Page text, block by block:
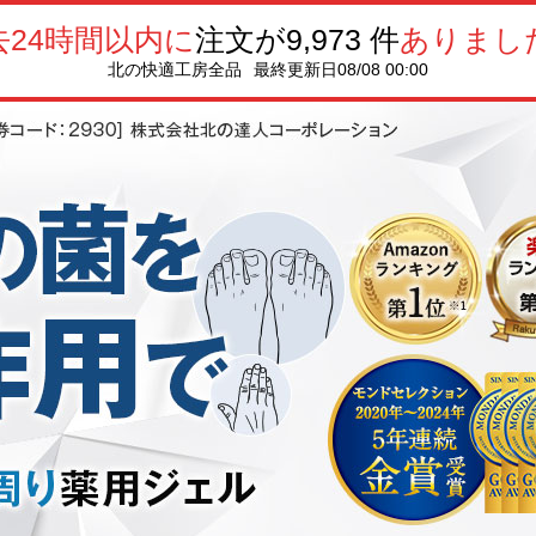
24時間以内に注文が9,973 件ありまし
北の快適工房全品 最終更新日08/08 00:00